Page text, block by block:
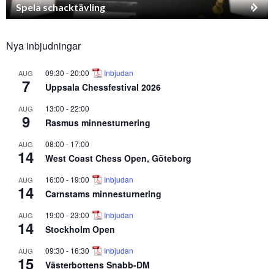
Spela schacktävling
Nya inbjudningar
AUG
7
09:30 -20:00 Inbjudan
Uppsala Chessfestival 2026
AUG
9
13:00 -22:00
Rasmus minnesturnering
AUG
14
08:00 - 17:00
West Coast Chess Open, Göteborg
AUG
14
16:00 - 19:00 Inbjudan
Carnstams minnesturnering
AUG
14
19:00 -23:00 Inbjudan
Stockholm Open
AUG
15
09:30 - 16:30 Inbjudan
Västerbottens Snabb-DM